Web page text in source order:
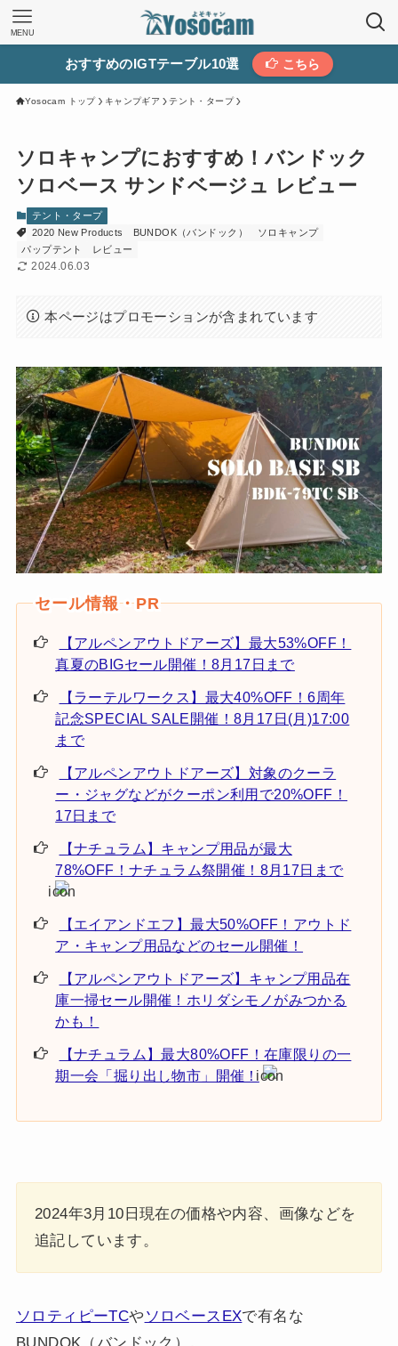
MENU
おすすめのIGTテーブル10選 こちら
Yosocam トップ キャンプギア テント・タープ
ソロキャンプにおすすめ！バンドック
ソロベース サンドベージュ レビュー
テント・タープ
2020 New Products
BUNDOK（バンドック）
ソロキャンプ
パップテント
レビュー
2024.06.03
本ページはプロモーションが含まれています
【アルペンアウトドアーズ】最大53%OFF！
真夏のBIGセール開催！8月17日まで
【ラーテルワークス】最大40%OFF！6周年
記念SPECIAL SALE開催！8月17日(月)17:00
まで
【アルペンアウトドアーズ】対象のクーラ
ー・ジャグなどがクーポン利用で20%OFF！
17日まで
【ナチュラム】キャンプ用品が最大
78%OFF！ナチュラム祭開催！8月17日まで
【エイアンドエフ】最大50%OFF！アウトド
ア・キャンプ用品などのセール開催！
【アルペンアウトドアーズ】キャンプ用品在
庫一掃セール開催！ホリダシモノがみつかる
かも！
【ナチュラム】最大80%OFF！在庫限りの一
期一会「掘り出し物市」開催！
2024年3月10日現在の価格や内容、画像などを
追記しています。
ソロティピーTCや ソロベースEXで有名な